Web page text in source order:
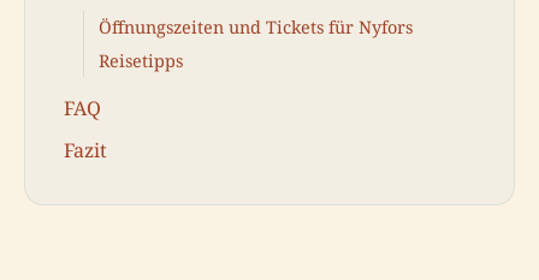
Öffnungszeiten und Tickets für Nyfors
Reisetipps
FAQ
Fazit